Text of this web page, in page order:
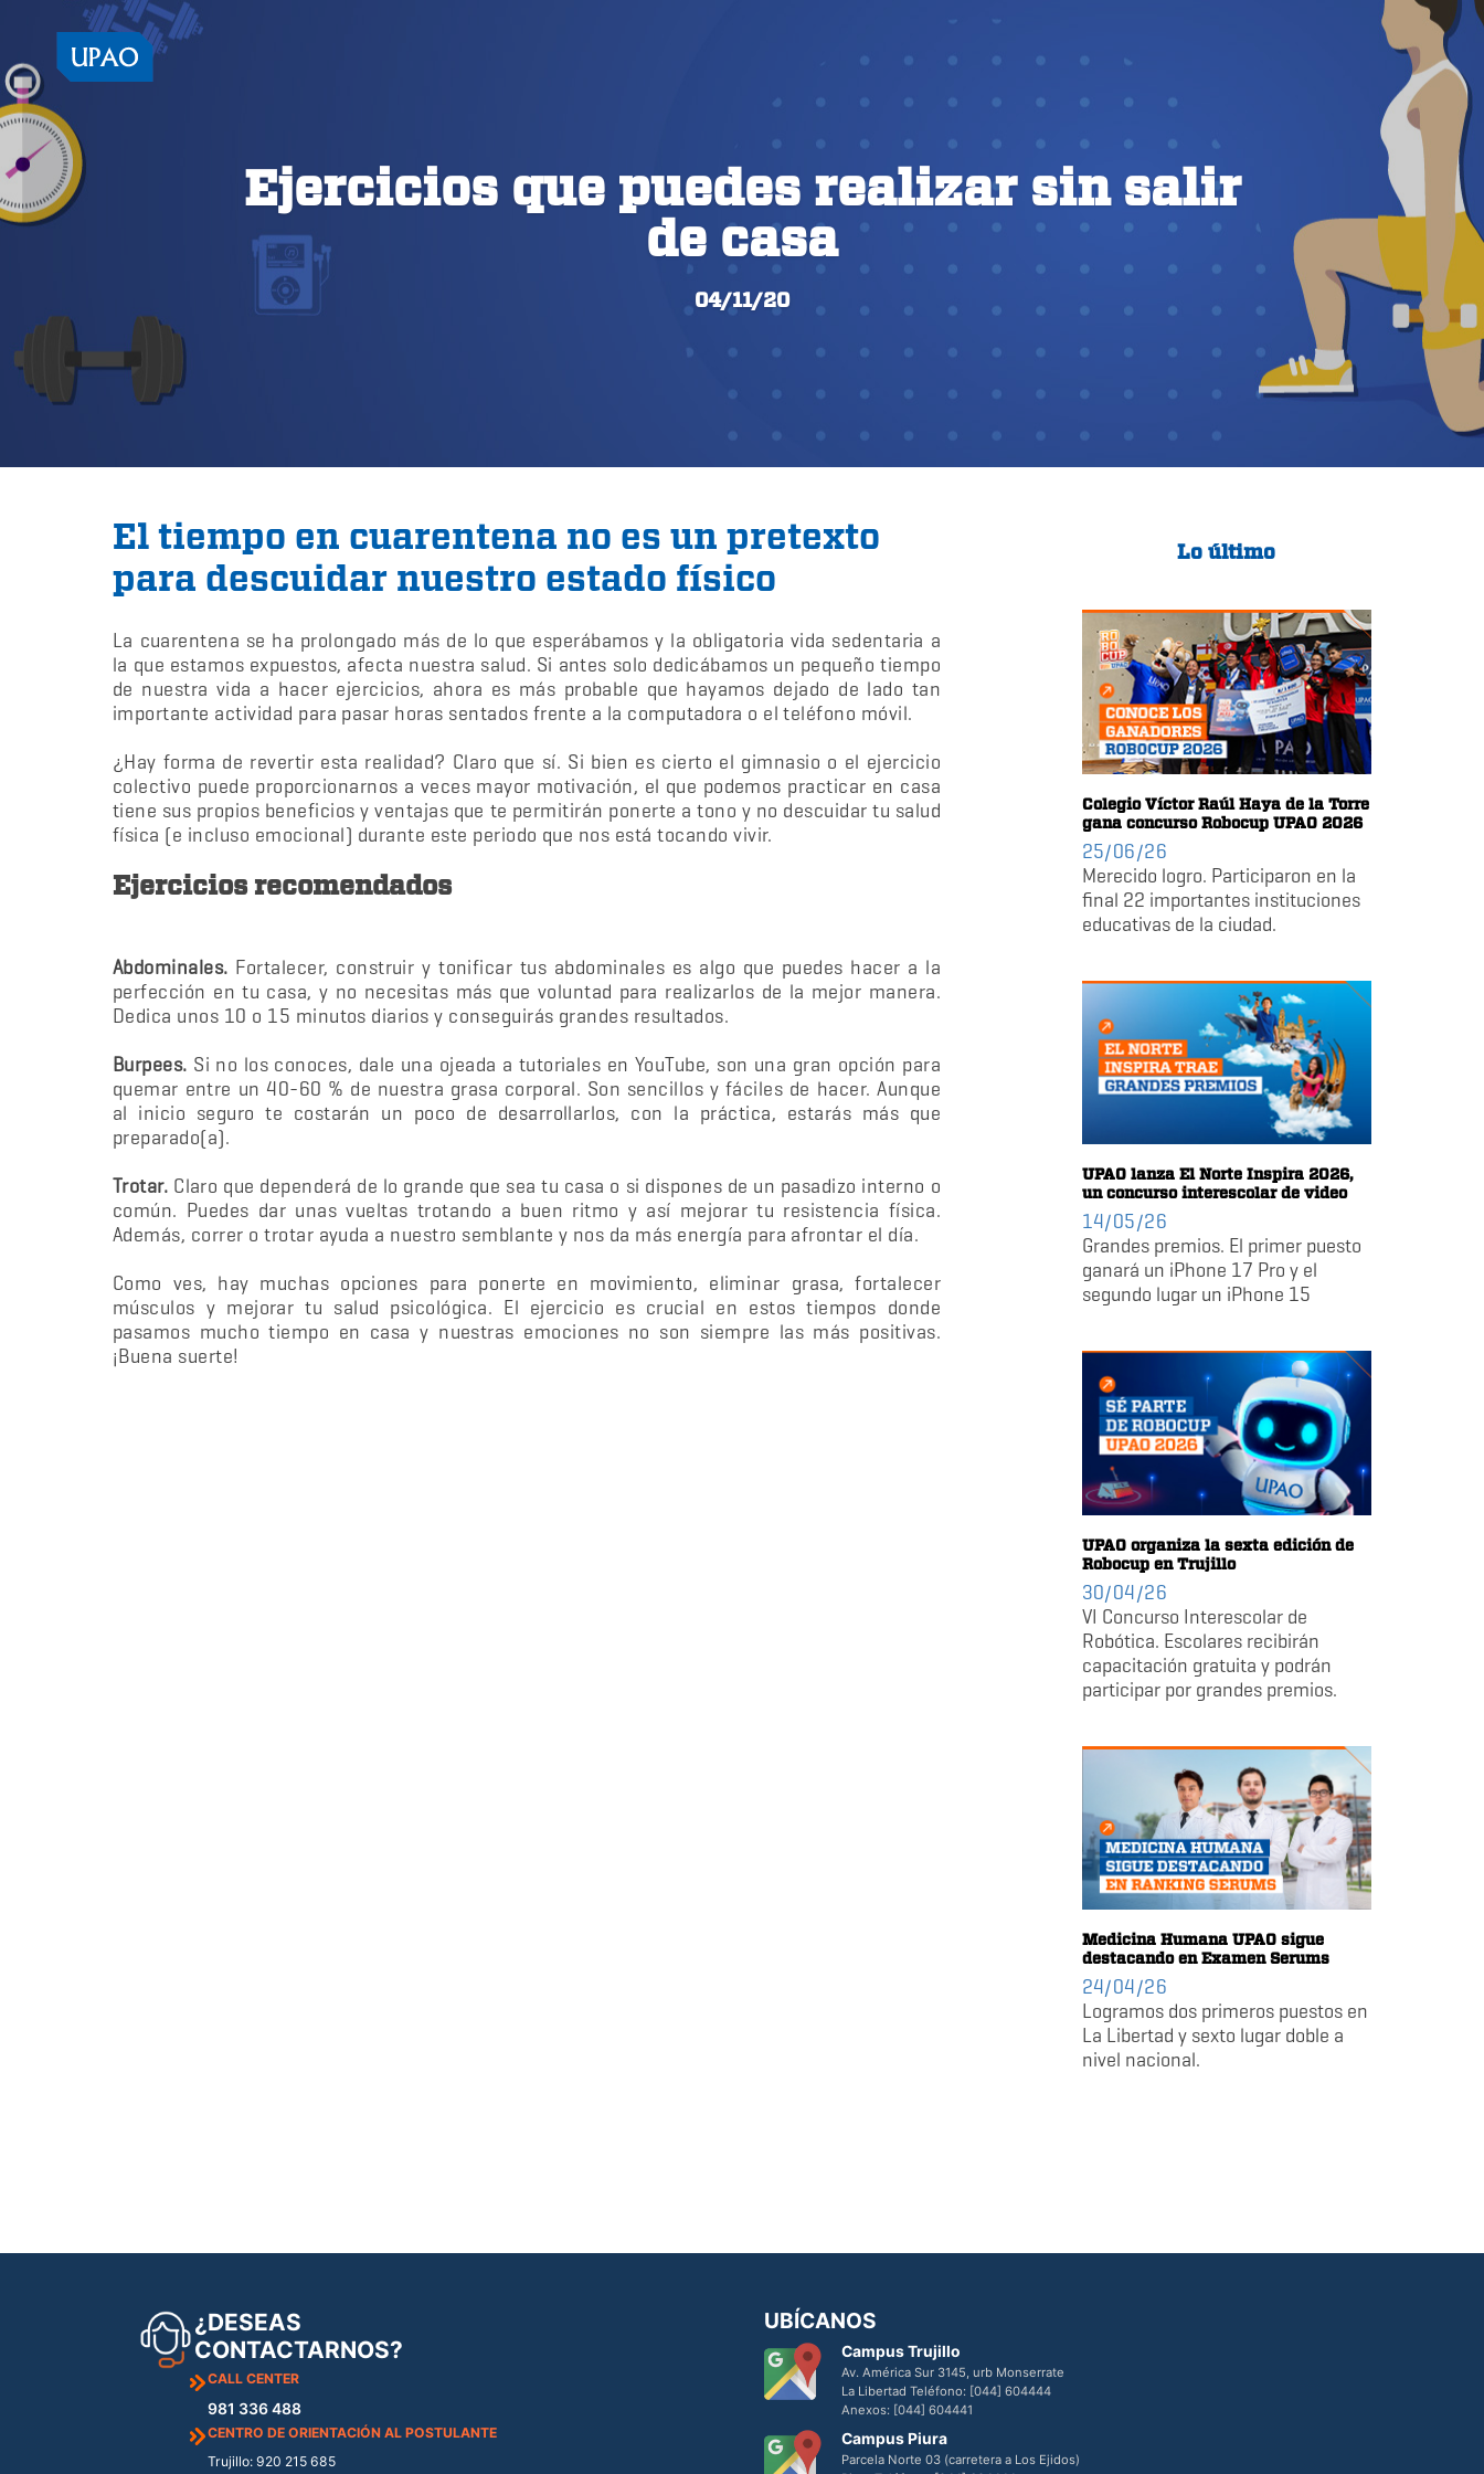
Ejercicios que puedes realizar sin salir
de casa
04/11/20
El tiempo en cuarentena no es un pretexto
para descuidar nuestro estado físico
La cuarentena se ha prolongado más de lo que esperábamos y la obligatoria vida sedentaria a
la que estamos expuestos, afecta nuestra salud. Si antes solo dedicábamos un pequeño tiempo
de nuestra vida a hacer ejercicios, ahora es más probable que hayamos dejado de lado tan
importante actividad para pasar horas sentados frente a la computadora o el teléfono móvil.
¿Hay forma de revertir esta realidad? Claro que sí. Si bien es cierto el gimnasio o el ejercicio
colectivo puede proporcionarnos a veces mayor motivación, el que podemos practicar en casa
tiene sus propios beneficios y ventajas que te permitirán ponerte a tono y no descuidar tu salud
física (e incluso emocional) durante este periodo que nos está tocando vivir.
Ejercicios recomendados
Abdominales. Fortalecer, construir y tonificar tus abdominales es algo que puedes hacer a la
perfección en tu casa, y no necesitas más que voluntad para realizarlos de la mejor manera.
Dedica unos 10 o 15 minutos diarios y conseguirás grandes resultados.
Burpees. Si no los conoces, dale una ojeada a tutoriales en YouTube, son una gran opción para
quemar entre un 40-60 % de nuestra grasa corporal. Son sencillos y fáciles de hacer. Aunque
al inicio seguro te costarán un poco de desarrollarlos, con la práctica, estarás más que
preparado(a).
Trotar. Claro que dependerá de lo grande que sea tu casa o si dispones de un pasadizo interno o
común. Puedes dar unas vueltas trotando a buen ritmo y así mejorar tu resistencia física.
Además, correr o trotar ayuda a nuestro semblante y nos da más energía para afrontar el día.
Como ves, hay muchas opciones para ponerte en movimiento, eliminar grasa, fortalecer
músculos y mejorar tu salud psicológica. El ejercicio es crucial en estos tiempos donde
pasamos mucho tiempo en casa y nuestras emociones no son siempre las más positivas.
¡Buena suerte!
Lo último
Colegio Víctor Raúl Haya de la Torre
gana concurso Robocup UPAO 2026
25/06/26
Merecido logro. Participaron en la
final 22 importantes instituciones
educativas de la ciudad.
UPAO lanza El Norte Inspira 2026,
un concurso interescolar de video
14/05/26
Grandes premios. El primer puesto
ganará un iPhone 17 Pro y el
segundo lugar un iPhone 15
UPAO organiza la sexta edición de
Robocup en Trujillo
30/04/26
VI Concurso Interescolar de
Robótica. Escolares recibirán
capacitación gratuita y podrán
participar por grandes premios.
Medicina Humana UPAO sigue
destacando en Examen Serums
24/04/26
Logramos dos primeros puestos en
La Libertad y sexto lugar doble a
nivel nacional.